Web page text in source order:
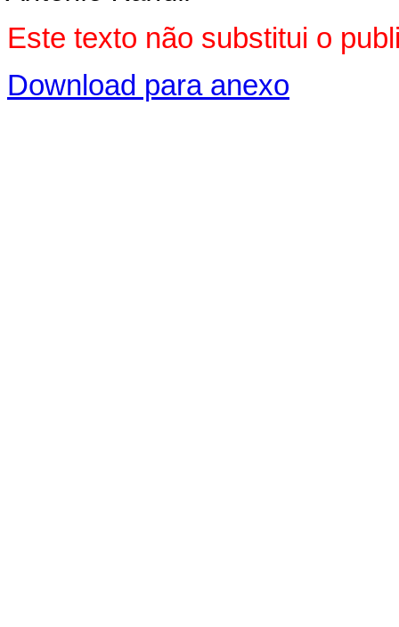
Este texto não substitui o
Download para anexo